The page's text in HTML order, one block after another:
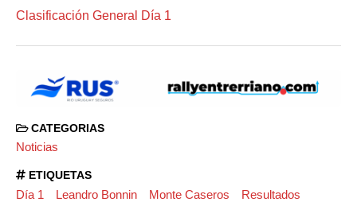
Clasificación General Día 1
CATEGORIAS
Noticias
ETIQUETAS
Día 1 Leandro Bonnin Monte Caseros
Resultados